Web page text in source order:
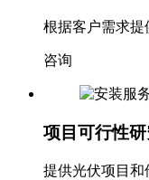
根据客户需求提
咨询
项目可行性
提供光伏项目和